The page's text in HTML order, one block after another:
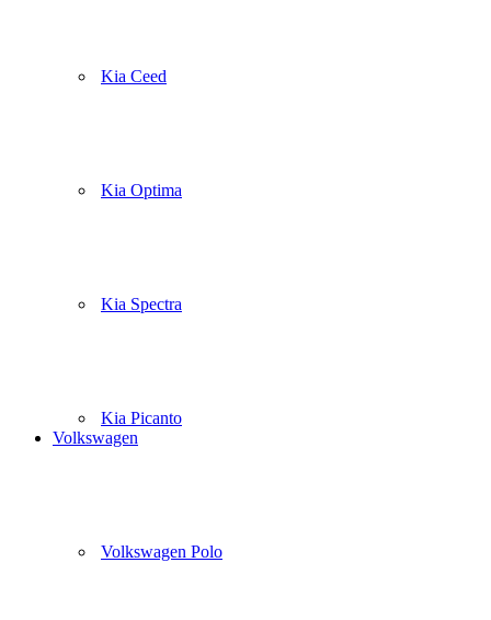
Kia Ceed
Kia Optima
Kia Spectra
Kia Picanto
Volkswagen
Volkswagen Polo